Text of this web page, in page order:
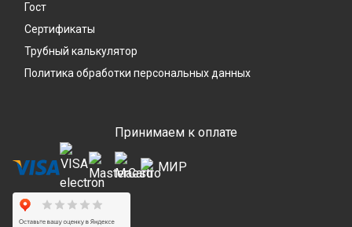
Гост
Сертификаты
Трубный калькулятор
Политика обработки персональных данных
Принимаем к оплате